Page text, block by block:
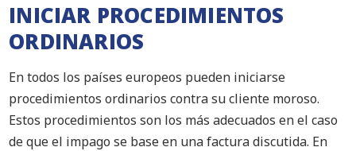
INICIAR PROCEDIMIENTOS
ORDINARIOS
En todos los países europeos pueden iniciarse
procedimientos ordinarios contra su cliente moroso.
Estos procedimientos son los más adecuados en el caso
de que el impago se base en una factura discutida. En